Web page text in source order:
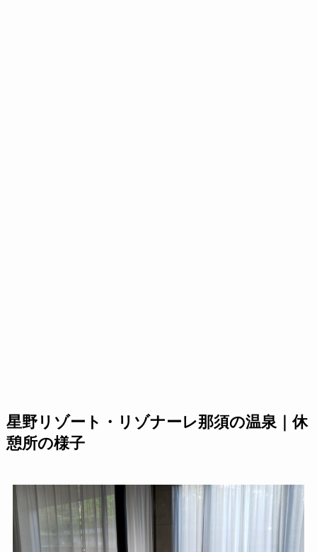
星野リゾート・リゾナーレ那須の温泉｜休
憩所の様子